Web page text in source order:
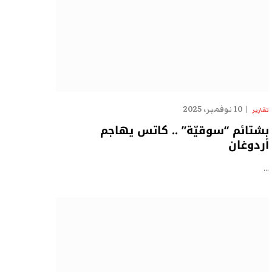
تقارير 10 نوفمبر، 2025
بشتائم “سوقيّة” .. كاتس يهاجم
أردوغان
…